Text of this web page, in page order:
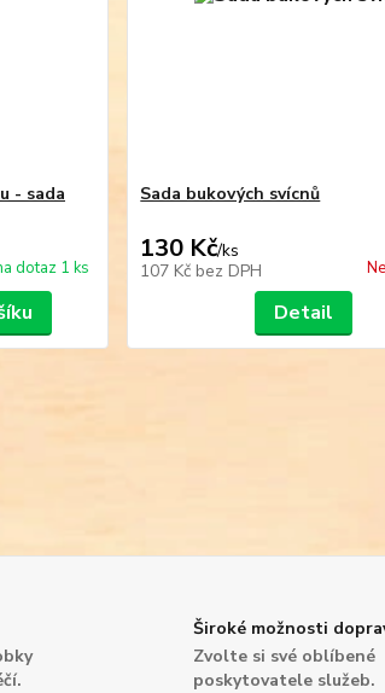
- sada
dotaz 1 ks
Sada bukových svícnů
130 Kč/ks
107 Kč bez DPH
Detail
Široké možnosti
Zvolte si své oblíbené
poskytovatele služeb.